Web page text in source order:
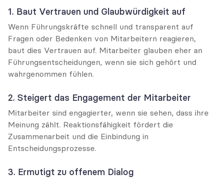
1. Baut Vertrauen und Glaubwürdigkeit auf
Wenn Führungskräfte schnell und transparent auf
Fragen oder Bedenken von Mitarbeitern reagieren,
baut dies Vertrauen auf. Mitarbeiter glauben eher an
Führungsentscheidungen, wenn sie sich gehört und
wahrgenommen fühlen.
2. Steigert das Engagement der Mitarbeiter
Mitarbeiter sind engagierter, wenn sie sehen, dass ihre
Meinung zählt. Reaktionsfähigkeit fördert die
Zusammenarbeit und die Einbindung in
Entscheidungsprozesse.
3. Ermutigt zu offenem Dialog